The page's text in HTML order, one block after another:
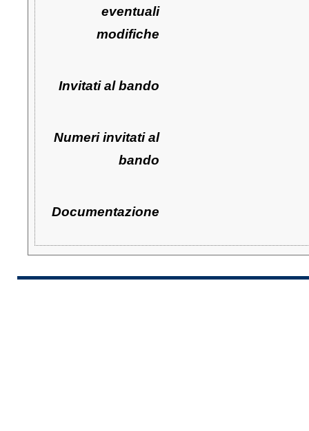
eventuali
modifiche
Invitati al bando
Numeri invitati al
bando
Documentazione